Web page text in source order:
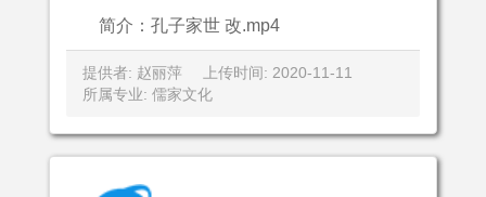
简介：孔子家世 改.mp4
提供者: 赵丽萍
上传时间: 2020-11-11
所属专业: 儒家文化